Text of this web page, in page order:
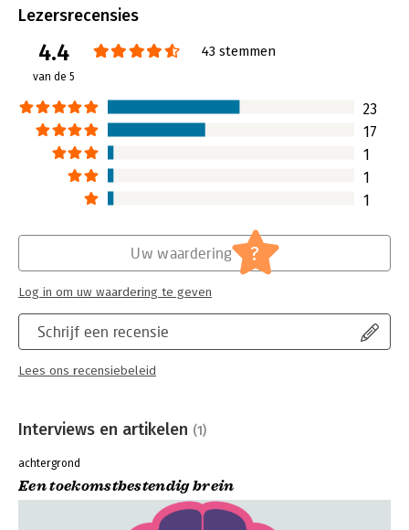
of een zelfhulpboek om dichter bij
Lees verder
Lezersrecensies
4.4
van de 5
43 stemmen
23
17
1
1
1
Schrijf een recensie
Lees ons recensiebeleid
Uw waardering ?
Log in om uw waardering te geven
Interviews en artikelen (1)
achtergrond
Een toekomstbestendig brein